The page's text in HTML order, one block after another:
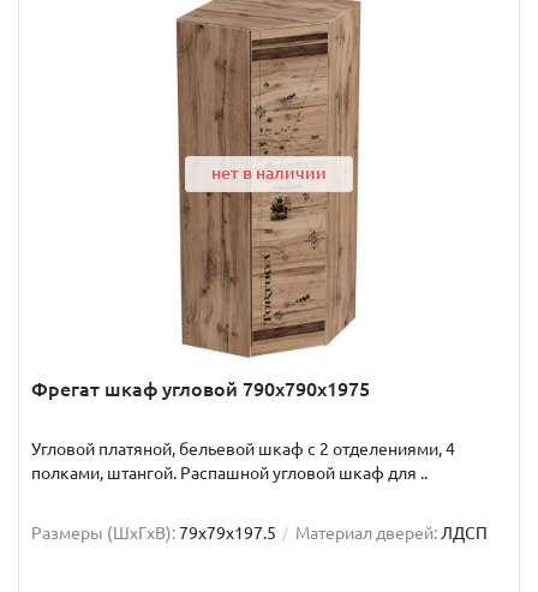
нет в наличии
Фрегат шкаф угловой 790x790x1975
Угловой платяной, бельевой шкаф с 2 отделениями, 4
полками, штангой. Распашной угловой шкаф для ..
Размеры (ШxГxВ):79x79x197.5 Материал дверей: ЛДСП